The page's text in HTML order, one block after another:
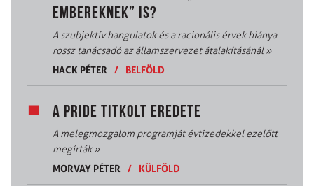
EMBEREKNEK” IS?
A szubjektív hangulatok és a racionális érvek hiánya
rossz tanácsadó az államszervezet átalakításánál»
HACK PÉTER
/ BELFÖLD
A PRIDE TITKOLT EREDETE
A melegmozgalom programját évtizedekkel ezelőtt
megírták»
MORVAY PÉTER
/ KÜLFÖLD